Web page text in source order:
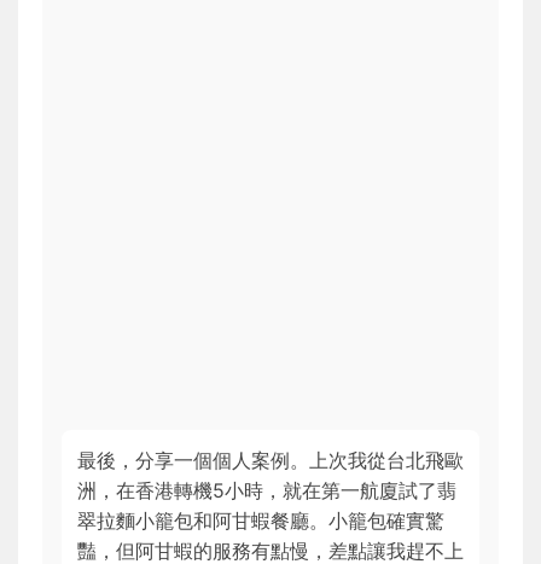
最後，分享一個個人案例。上次我從台北飛歐
洲，在香港轉機5小時，就在第一航廈試了翡
翠拉麵小籠包和阿甘蝦餐廳。小籠包確實驚
豔，但阿甘蝦的服務有點慢，差點讓我趕不上